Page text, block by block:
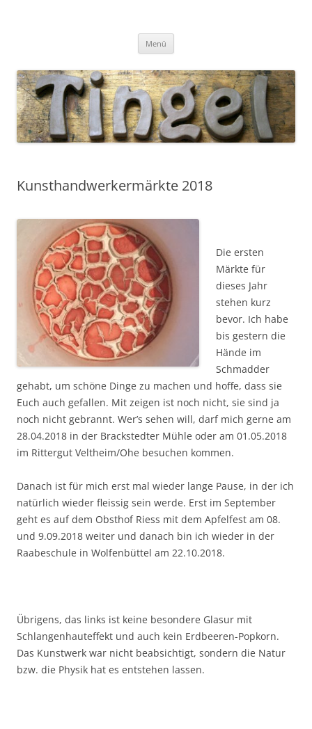
Menü
Kunsthandwerkermärkte 2018
Die ersten
Märkte für
dieses Jahr
stehen kurz
bevor. Ich habe
bis gestern die
Hände im
Schmadder
gehabt, um schöne Dinge zu machen und hoffe, dass sie
Euch auch gefallen. Mit zeigen ist noch nicht, sie sind ja
noch nicht gebrannt. Wer’s sehen will, darf mich gerne am
28.04.2018 in der Brackstedter Mühle oder am 01.05.2018
im Rittergut Veltheim/Ohe besuchen kommen.
Danach ist für mich erst mal wieder lange Pause, in der ich
natürlich wieder fleissig sein werde. Erst im September
geht es auf dem Obsthof Riess mit dem Apfelfest am 08.
und 9.09.2018 weiter und danach bin ich wieder in der
Raabeschule in Wolfenbüttel am 22.10.2018.
Übrigens, das links ist keine besondere Glasur mit
Schlangenhauteffekt und auch kein Erdbeeren-Popkorn.
Das Kunstwerk war nicht beabsichtigt, sondern die Natur
bzw. die Physik hat es entstehen lassen.